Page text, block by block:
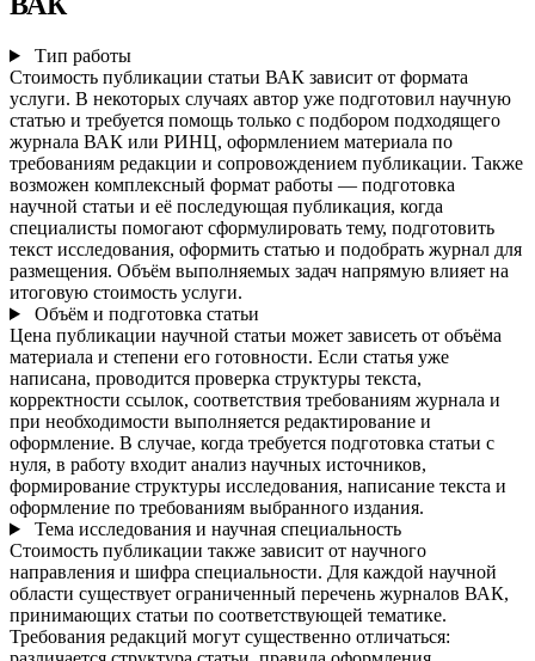
Тип работы
Стоимость публикации статьи ВАК зависит от формата
услуги. В некоторых случаях автор уже подготовил научную
статью и требуется помощь только с подбором подходящего
журнала ВАК или РИНЦ, оформлением материала по
требованиям редакции и сопровождением публикации. Также
возможен комплексный формат работы — подготовка
научной статьи и её последующая публикация, когда
специалисты помогают сформулировать тему, подготовить
текст исследования, оформить статью и подобрать журнал для
размещения. Объём выполняемых задач напрямую влияет на
итоговую стоимость услуги.
Объём и подготовка статьи
Цена публикации научной статьи может зависеть от объёма
материала и степени его готовности. Если статья уже
написана, проводится проверка структуры текста,
корректности ссылок, соответствия требованиям журнала и
при необходимости выполняется редактирование и
оформление. В случае, когда требуется подготовка статьи с
нуля, в работу входит анализ научных источников,
формирование структуры исследования, написание текста и
оформление по требованиям выбранного издания.
Тема исследования и научная специальность
Стоимость публикации также зависит от научного
направления и шифра специальности. Для каждой научной
области существует ограниченный перечень журналов ВАК,
принимающих статьи по соответствующей тематике.
Требования редакций могут существенно отличаться: